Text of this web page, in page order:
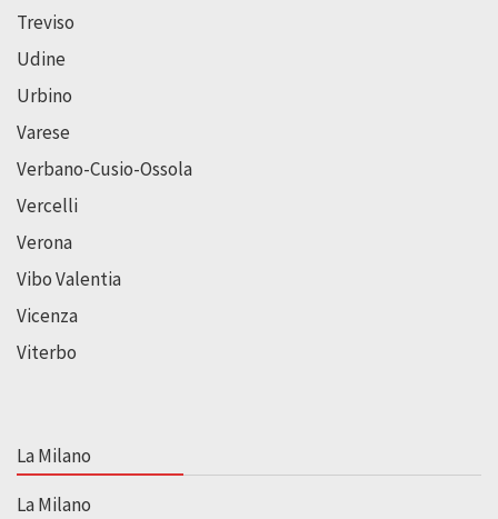
Treviso
Udine
Urbino
Varese
Verbano-Cusio-Ossola
Vercelli
Verona
Vibo Valentia
Vicenza
Viterbo
La Milano
La Milano